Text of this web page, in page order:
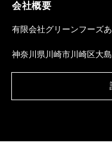
会社概要
有限会社グリーンフーズ
神奈川県川崎市川崎区大